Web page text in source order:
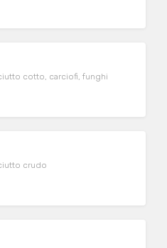
cotto, carciofi, funghi
crudo